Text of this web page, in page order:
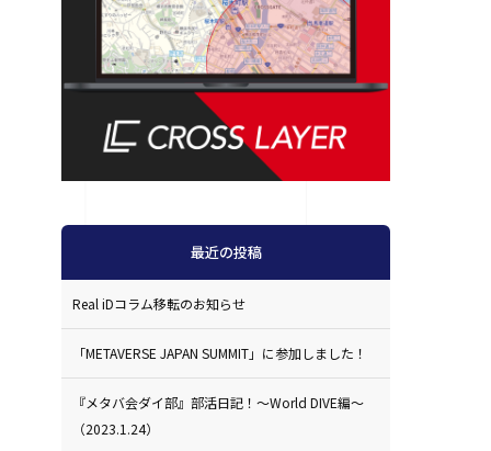
最近の投稿
Real iDコラム移転のお知らせ
「METAVERSE JAPAN SUMMIT」に参加しました！
『メタバ会ダイ部』部活日記！〜World DIVE編〜
（2023.1.24）